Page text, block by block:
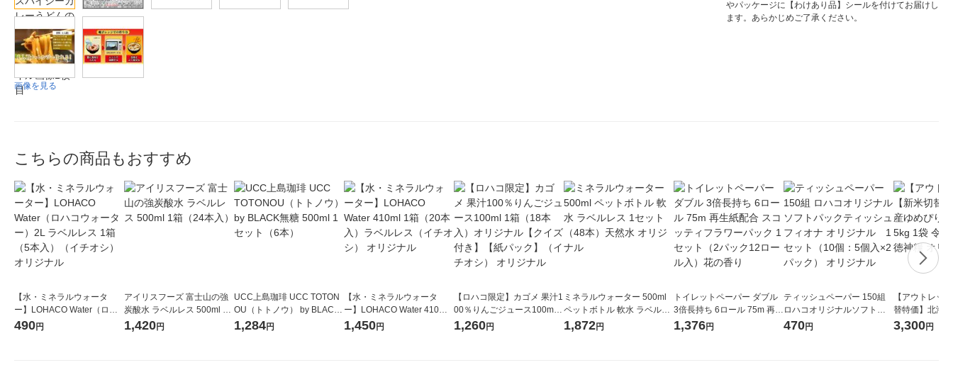
画像を見る
やパッケージに【わけあり品】シールを付けてお届けし
ます。あらかじめご了承ください。
こちらの商品もおすすめ
【水・ミネラルウォータ
ー】LOHACO Water（ロハ
コウォーター）2L ラベルレ
490円
アイリスフーズ 富士山の強
炭酸水 ラベルレス 500ml 1
箱（24本入）
1,420円
UCC上島珈琲 UCC TOTON
OU（トトノウ） by BLACK
無糖 500ml 1セット（6本）
1,284円
【水・ミネラルウォータ
ー】LOHACO Water 410ml
1箱（20本入）ラベルレス
（イチオシ） オリジナル
1,450円
【ロハコ限定】カゴメ 果汁1
00％りんごジュース100ml 1
箱（18本入）オリジナル
【クイズ付き】【紙パッ
1,260円
ミネラルウォーター 500ml
ペットボトル 軟水 ラベルレ
ス 1セット（48本）天然水
オリジナル
1,872円
トイレットペーパー ダブル
3倍長持ち 6ロール 75m 再生
紙配合 スコッティフラワー
パック 1セット（2パック12
1,376円
ティッシュペーパー 150組
ロハコオリジナルソフトパ
ックティッシュ フィオナ オ
470円
【アウトレッ
替特価】北海
か 無洗米 5kg
米 木徳神糧 オ
3,300円